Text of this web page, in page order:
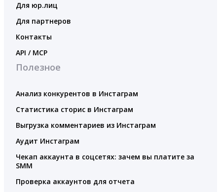
Для юр.лиц
Для партнеров
Контакты
API / MCP
Полезное
Анализ конкурентов в Инстаграм
Статистика сторис в Инстаграм
Выгрузка комментариев из Инстаграм
Аудит Инстаграм
Чекап аккаунта в соцсетях: зачем вы платите за
SMM
Проверка аккаунтов для отчета